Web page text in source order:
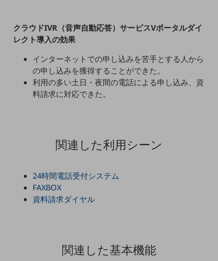
ビジネス向けスマートフォン
タフネススマートフォン
データ通信製品
ドコモケータイ
ドコモBiz データ無制限 ドコモ MAX ドコモ mini ドコモBiz かけ放題
クラウドIVR（音声自動応答）サービスVポータルダイ
レクト導入の効果
インターネットでの申し込みを苦手とする人から
の申し込みを獲得することができた。
利用の多い土日・夜間の電話による申し込み、資
料請求に対応できた。
関連した利用シーン
24時間電話受付システム
FAXBOX
資料請求ダイヤル
関連した基本機能